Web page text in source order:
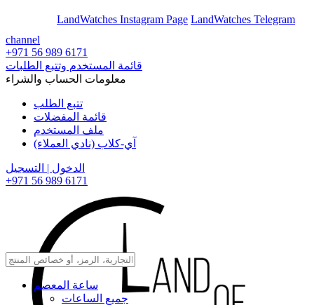
LandWatches Instagram Page LandWatches Telegram
channel
+971 56 989 6171
قائمة المستخدم وتتبع الطلبات
معلومات الحساب والشراء
تتبع الطلب
قائمة المفضلات
ملف المستخدم
آي-كلاب (نادي العملاء)
الدخول | التسجيل
+971 56 989 6171
ساعة المعصم
جميع الساعات